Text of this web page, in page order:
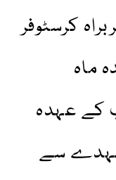
کرسٹوفر
ماہ
کے عہدہ
عہدے سے